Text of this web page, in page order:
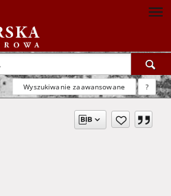
Wyszukiwanie zaawansowane ?